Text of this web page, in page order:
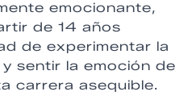
emocionante,
de 14 años
de experimentar la
sentir la emoción de
carrera asequible.